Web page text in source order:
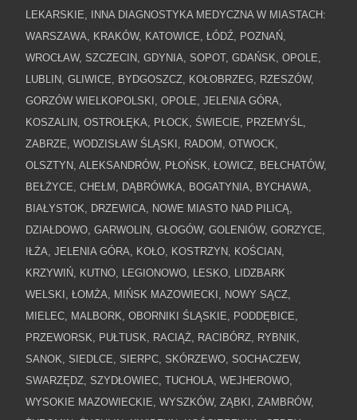
LEKARSKIE, INNA DIAGNOSTYKA MEDYCZNA W MIASTACH:
WARSZAWA, KRAKÓW, KATOWICE, ŁÓDŹ, POZNAŃ,
WROCŁAW, SZCZECIN, GDYNIA, SOPOT, GDAŃSK, OPOLE,
LUBLIN, GLIWICE, BYDGOSZCZ, KOŁOBRZEG, RZESZÓW,
GORZÓW WIELKOPOLSKI, OPOLE, JELENIA GÓRA,
KOSZALIN, OSTROŁĘKA, PŁOCK, ŚWIECIE, PRZEMYŚL,
ZABRZE, WODZISŁAW ŚLĄSKI, RADOM, OTWOCK,
OLSZTYN, ALEKSANDRÓW, PŁOŃSK, ŁOWICZ, BEŁCHATÓW,
BEŁŻYCE, CHEŁM, DĄBRÓWKA, BOGATYNIA, BYCHAWA,
BIAŁYSTOK, DRZEWICA, NOWE MIASTO NAD PILICĄ,
DZIAŁDOWO, GARWOLIN, GŁOGÓW, GOLENIÓW, GORZYCE,
IŁŻA, JELENIA GÓRA, KOŁO, KOSTRZYN, KOŚCIAN,
KRZYWIŃ, KUTNO, LEGIONOWO, LESKO, LIDZBARK
WELSKI, ŁOMŻA, MIŃSK MAZOWIECKI, NOWY SĄCZ,
MIELEC, MALBORK, OBORNIKI ŚLĄSKIE, PODDĘBICE,
PRZEWORSK, PUŁTUSK, RACIĄŻ, RACIBÓRZ, RYBNIK,
SANOK, SIEDLCE, SIERPC, SKÓRZEWO, SOCHACZEW,
SWARZĘDZ, SZYDŁOWIEC, TUCHOLA, WEJHEROWO,
WYSOKIE MAZOWIECKIE, WYSZKÓW, ZĄBKI, ZAMBRÓW,